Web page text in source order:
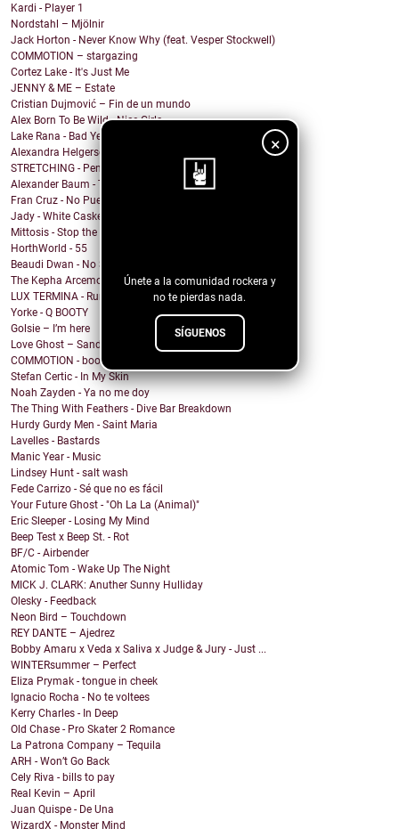
×
Únete a la comunidad rockera y
no te pierdas nada.
SÍGUENOS
Kardi - Player 1
Nordstahl – Mjölnir
Jack Horton - Never Know Why (feat. Vesper Stockwell)
COMMOTION – stargazing
Cortez Lake - It's Just Me
JENNY & ME – Estate
Cristian Dujmović – Fin de un mundo
Alex Born To Be Wild - Nice Girls
Lake Rana - Bad Year
Alexandra Helgerson - We're Never Going Out
STRETCHING - Pencil Me In
Alexander Baum - Träume
Fran Cruz - No Puedo
Jady - White Casket
Mittosis - Stop the questions
HorthWorld - 55
Beaudi Dwan - No Sense To Me
The Kepha Arcemont Experiment - Southern Boy
LUX TERMINA - Run Rabbit Run
Yorke - Q BOOTY
Golsie – I’m here
Love Ghost – Sandcastles
COMMOTION - booty calls (rewind remix)
Stefan Certic - In My Skin
Noah Zayden - Ya no me doy
The Thing With Feathers - Dive Bar Breakdown
Hurdy Gurdy Men - Saint Maria
Lavelles - Bastards
Manic Year - Music
Lindsey Hunt - salt wash
Fede Carrizo - Sé que no es fácil
Your Future Ghost - "Oh La La (Animal)"
Eric Sleeper - Losing My Mind
Beep Test x Beep St. - Rot
BF/C - Airbender
Atomic Tom - Wake Up The Night
MICK J. CLARK: Anuther Sunny Hulliday
Olesky - Feedback
Neon Bird – Touchdown
REY DANTE – Ajedrez
Bobby Amaru x Veda x Saliva x Judge & Jury - Just ...
WINTERsummer – Perfect
Eliza Prymak - tongue in cheek
Ignacio Rocha - No te voltees
Kerry Charles - In Deep
Old Chase - Pro Skater 2 Romance
La Patrona Company – Tequila
ARH - Won’t Go Back
Cely Riva - bills to pay
Real Kevin – April
Juan Quispe - De Una
WizardX - Monster Mind